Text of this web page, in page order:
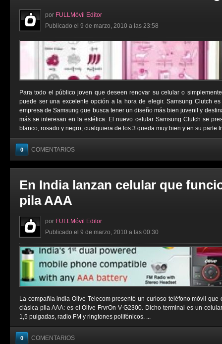
por FULLMóvil Editor
Publicado el 9 de marzo, 2010 a las 23:58
Para todo el público joven que deseen renovar su celular o
puede ser una excelente opción a la hora de elegir. Samsung Clutch
empresa de Samsung que busca tener un diseño más bien juvenil y
más se interesan en la estética. El nuevo celular Samsung Clutch se
blanco, rosado y negro, cualquiera de los 3 queda muy bien y en su parte
0 COMENTARIOS
En India lanzan celular que
pila AAA
por FULLMóvil Editor
Publicado el 9 de marzo, 2010 a las 00:30
La compañía india Olive Telecom presentó un curioso teléfono móvil
clásica pila AAA: es el Olive FrvrOn V-G2300. Dicho terminal es un
1,5 pulgadas, radio FM y ringtones polifónicos. ...
0 COMENTARIOS